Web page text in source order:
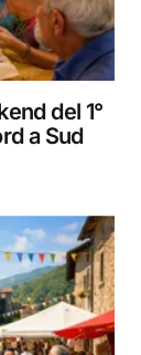
del 1°
a Sud